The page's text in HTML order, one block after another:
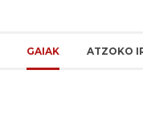
GAIAK ATZOKO